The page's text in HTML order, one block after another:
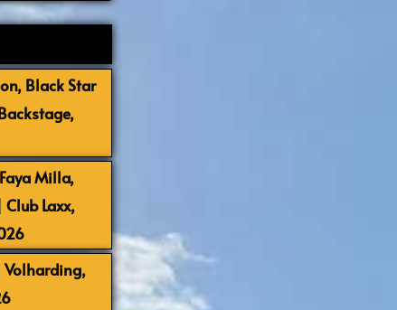
Black Star
Milla,
Laxx,
Volharding,